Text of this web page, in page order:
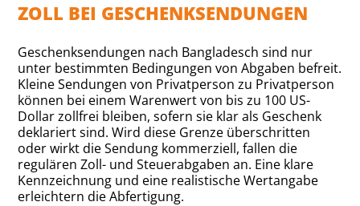
ZOLL BEI GESCHENKSENDUNGEN
Geschenksendungen nach Bangladesch sind nur
unter bestimmten Bedingungen von Abgaben befreit.
Kleine Sendungen von Privatperson zu Privatperson
können bei einem Warenwert von bis zu 100 US-
Dollar zollfrei bleiben, sofern sie klar als Geschenk
deklariert sind. Wird diese Grenze überschritten
oder wirkt die Sendung kommerziell, fallen die
regulären Zoll- und Steuerabgaben an. Eine klare
Kennzeichnung und eine realistische Wertangabe
erleichtern die Abfertigung.